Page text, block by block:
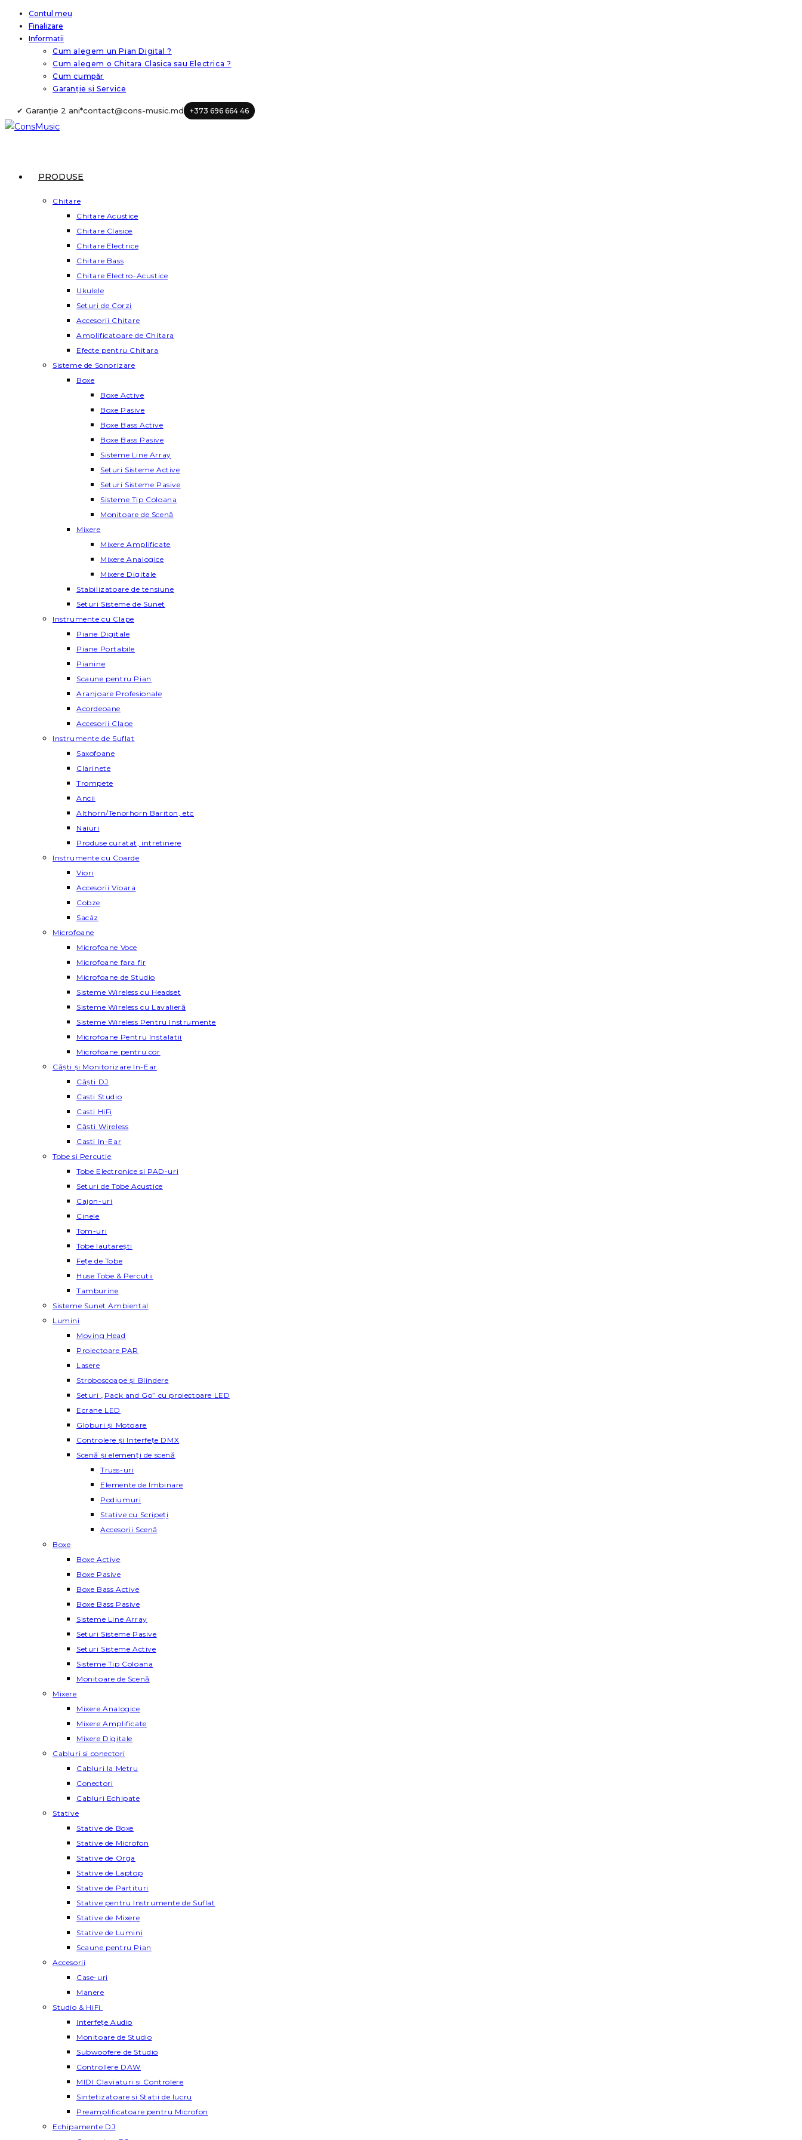
Skip
content
Contul meu
Finalizare
Informații
Cum alegem un Pian Digital ?
Cum alegem o Chitara Clasica sau Electrica ?
Cum cumpăr
Garanție și Service
✔ Garanție 2 ani*contact@cons-music.md +373 696 664 46
PRODUSE
Chitare
Chitare Acustice
Chitare Clasice
Chitare Electrice
Chitare Bass
Chitare Electro-Acustice
Ukulele
Seturi de Corzi
Accesorii Chitare
Amplificatoare de Chitara
Efecte pentru Chitara
Sisteme de Sonorizare
Boxe
Boxe Active
Boxe Pasive
Boxe Bass Active
Boxe Bass Pasive
Sisteme Line Array
Seturi Sisteme Active
Seturi Sisteme Pasive
Sisteme Tip Coloana
Monitoare de Scenă
Mixere
Mixere Amplificate
Mixere Analogice
Mixere Digitale
Stabilizatoare de tensiune
Seturi Sisteme de Sunet
Instrumente cu Clape
Piane Digitale
Piane Portabile
Pianine
Scaune pentru Pian
Aranjoare Profesionale
Acordeoane
Accesorii Clape
Instrumente de Suflat
Saxofoane
Clarinete
Trompete
Ancii
Althorn/Tenorhorn Bariton, etc
Naiuri
Produse curatat, intretinere
Instrumente cu Coarde
Viori
Accesorii Vioara
Cobze
Sacâz
Microfoane
Microfoane Voce
Microfoane fara fir
Microfoane de Studio
Sisteme Wireless cu Headset
Sisteme Wireless cu Lavalieră
Sisteme Wireless Pentru Instrumente
Microfoane Pentru Instalatii
Microfoane pentru cor
Căști și Monitorizare In-Ear
Căști DJ
Casti Studio
Casti HiFi
Căști Wireless
Casti In-Ear
Tobe si Percutie
Tobe Electronice si PAD-uri
Seturi de Tobe Acustice
Cajon-uri
Cinele
Tom-uri
Tobe lautareşti
Fețe de Tobe
Huse Tobe & Percutii
Tamburine
Sisteme Sunet Ambiental
Lumini
Moving Head
Proiectoare PAR
Lasere
Stroboscoape și Blindere
Seturi „Pack and Go” cu proiectoare LED
Ecrane LED
Globuri și Motoare
Controlere și Interfețe DMX
Scenă și elemenți de scenă
Truss-uri
Elemente de Imbinare
Podiumuri
Stative cu Scripeți
Accesorii Scenă
Boxe
Boxe Active
Boxe Pasive
Boxe Bass Active
Boxe Bass Pasive
Sisteme Line Array
Seturi Sisteme Pasive
Seturi Sisteme Active
Sisteme Tip Coloana
Monitoare de Scenă
Mixere
Mixere Analogice
Mixere Amplificate
Mixere Digitale
Cabluri si conectori
Cabluri la Metru
Conectori
Cabluri Echipate
Stative
Stative de Boxe
Stative de Microfon
Stative de Orga
Stative de Laptop
Stative de Partituri
Stative pentru Instrumente de Suflat
Stative de Mixere
Stative de Lumini
Scaune pentru Pian
Accesorii
Case-uri
Manere
Studio & HiFi
Interfețe Audio
Monitoare de Studio
Subwoofere de Studio
Controllere DAW
MIDI Claviaturi si Controlere
Sintetizatoare si Statii de lucru
Preamplificatoare pentru Microfon
Echipamente DJ